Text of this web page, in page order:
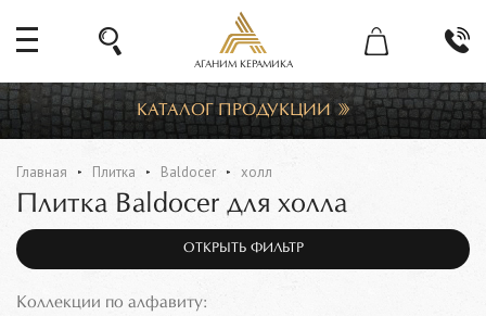
АГАНИМ КЕРАМИКА
КАТАЛОГ ПРОДУКЦИИ
Главная Плитка Baldocer холл
Плитка Baldocer для холла
ОТКРЫТЬ ФИЛЬТР
Коллекции по алфавиту: